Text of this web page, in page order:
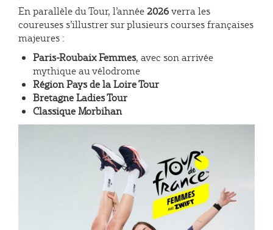
En parallèle du Tour, l’année2026verra les
coureuses s’illustrer sur plusieurs courses françaises
majeures :
Paris-Roubaix Femmes, avec son arrivée
mythique au vélodrome
Région Pays de la Loire Tour
Bretagne Ladies Tour
Classique Morbihan